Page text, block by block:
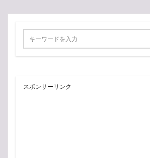
スポンサーリンク